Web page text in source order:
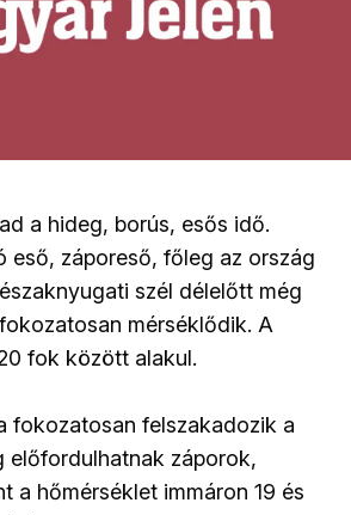
a hideg, borús, esős idő.
eső, záporeső, főleg az ország
szél délelőtt még
mérséklődik. A
fok között alakul.
fokozatosan felszakadozik a
előfordulhatnak záporok,
a hőmérséklet immáron 19 és